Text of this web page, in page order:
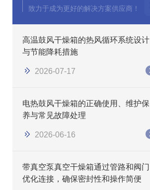
致力于成为更好的解决方案供应商！
高温鼓风干燥箱的热风循环系统设计
与节能降耗措施
2026-07-17
电热鼓风干燥箱的正确使用、维护保
养与常见故障处理
2026-06-16
带真空泵真空干燥箱通过管路和阀门
优化连接，确保密封性和操作简便